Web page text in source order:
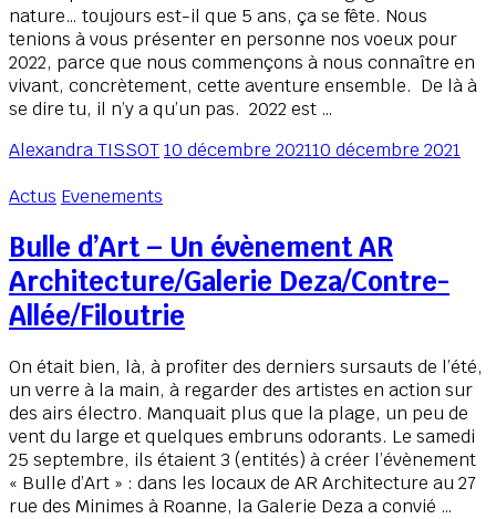
nature… toujours est-il que 5 ans, ça se fête. Nous
tenions à vous présenter en personne nos voeux pour
2022, parce que nous commençons à nous connaître en
vivant, concrètement, cette aventure ensemble. De là à
se dire tu, il n’y a qu’un pas. 2022 est …
Alexandra TISSOT10 décembre 202110 décembre 2021
Actus Evenements
Bulle d’Art – Un évènement AR
Architecture/Galerie Deza/Contre-
Allée/Filoutrie
On était bien, là, à profiter des derniers sursauts de l’été,
un verre à la main, à regarder des artistes en action sur
des airs électro. Manquait plus que la plage, un peu de
vent du large et quelques embruns odorants. Le samedi
25 septembre, ils étaient 3 (entités) à créer l’évènement
« Bulle d’Art » : dans les locaux de AR Architecture au 27
rue des Minimes à Roanne, la Galerie Deza a convié …